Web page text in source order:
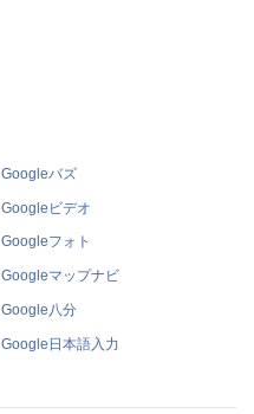
Googleバズ
Googleビデオ
Googleフォト
Googleマップナビ
Google八分
Google日本語入力